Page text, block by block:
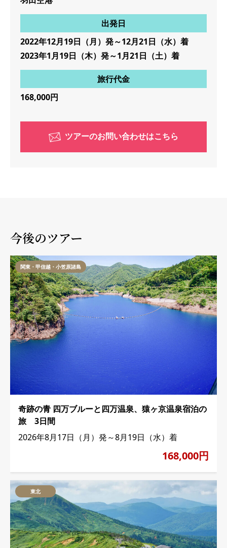
出発日
2022年12月19日（月）発～12月21日（水）着
2023年1月19日（木）発～1月21日（土）着
旅行代金
168,000円
ツアーのお問い合わせはこちら
今後のツアー
関東・甲信越・小笠原諸島
奇跡の青 四万ブルーと四万温泉、猿ヶ京温泉宿泊の
旅 3日間
2026年8月17日（月）発～8月19日（水）着
168,000円
東北